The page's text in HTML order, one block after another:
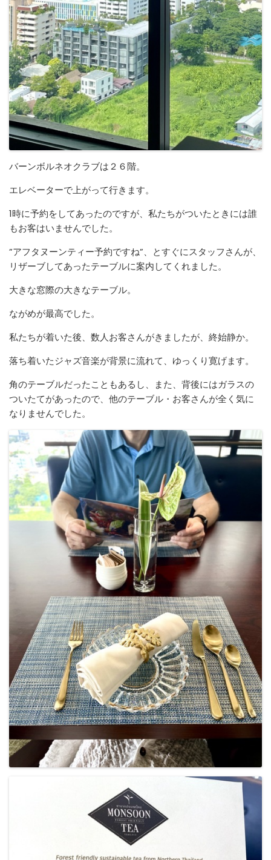
バーンボルネオクラブは２６階。
エレベーターで上がって行きます。
1時に予約をしてあったのですが、私たちがついたときには誰
もお客はいませんでした。
”アフタヌーンティー予約ですね”、とすぐにスタッフさんが、
リザーブしてあったテーブルに案内してくれました。
大きな窓際の大きなテーブル。
ながめが最高でした。
私たちが着いた後、数人お客さんがきましたが、終始静か。
落ち着いたジャズ音楽が背景に流れて、ゆっくり寛げます。
角のテーブルだったこともあるし、また、背後にはガラスの
ついたてがあったので、他のテーブル・お客さんが全く気に
なりませんでした。